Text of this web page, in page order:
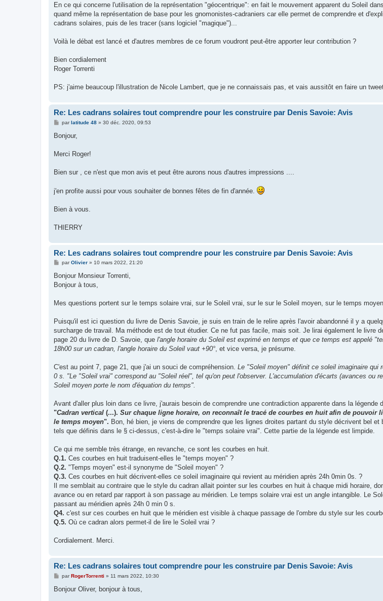
En ce qui concerne l'utilisation de la représentation "géocentrique": en fait le mouvement apparent du Soleil
quand même la représentation de base pour les gnomonistes-cadraniers car elle permet de comprendre et
cadrans solaires, puis de les tracer (sans logiciel "magique")...
Voilà le débat est lancé et d'autres membres de ce forum voudront peut-être apporter leur contribution ?
Bien cordialement
Roger Torrenti
PS: j'aime beaucoup l'illustration de Nicole Lambert, que je ne connaissais pas, et vais aussitôt en faire un
Re: Les cadrans solaires tout comprendre pour les construire par Denis Savoie: Avis
M
s
g
parlatitude 48» 30 déc. 2020, 09:53
Bonjour,
Merci Roger!
Bien sur , ce n'est que mon avis et peut être aurons nous d'autres impressions ....
j'en profite aussi pour vous souhaiter de bonnes fêtes de fin d'année.
Bien à vous.
THIERRY
Re: Les cadrans solaires tout comprendre pour les construire par Denis Savoie: Avis
M
s
a
parOlivier» 10 mars 2022, 21:20
Bonjour Monsieur Torrenti,
Bonjour à tous,
Mes questions portent sur le temps solaire vrai, sur le Soleil vrai, sur le sur le Soleil moyen, sur le temps
Puisqu'il est ici question du livre de Denis Savoie, je suis en train de le relire après l'avoir abandonné il y a
surcharge de travail. Ma méthode est de tout étudier. Ce ne fut pas facile, mais soit. Je lirai également le livre
page 20 du livre de D. Savoie, que l'angle horaire du Soleil est exprimé en temps et que ce temps est appelé
18h00 sur un cadran, l'angle horaire du Soleil vaut +90°, et vice versa, je présume.
C'est au point 7, page 21, que j'ai un souci de compréhension. Le "Soleil moyen" définit ce soleil imaginaire qui
0 s. "Le "Soleil vrai" correspond au "Soleil réel", tel qu'on peut l'observer. L'accumulation d'écarts (avances ou
Soleil moyen porte le nom d'équation du temps".
Avant d'aller plus loin dans ce livre, j'aurais besoin de comprendre une contradiction apparente dans la légende
"Cadran vertical (...). Sur chaque ligne horaire, on reconnaît le tracé de courbes en huit afin de pouvoir
le temps moyen". Bon, hé bien, je viens de comprendre que les lignes droites partant du style décrivent bel et
tels que définis dans le § ci-dessus, c'est-à-dire le "temps solaire vrai". Cette partie de la légende est limpide.
Ce qui me semble très étrange, en revanche, ce sont les courbes en huit.
Q.1. Ces courbes en huit traduisent-elles le "temps moyen" ?
Q.2. "Temps moyen" est-il synonyme de "Soleil moyen" ?
Q.3. Ces courbes en huit décrivent-elles ce soleil imaginaire qui revient au méridien après 24h 0min 0s. ?
Il me semblait au contraire que le style du cadran allait pointer sur les courbes en huit à chaque midi horaire,
avance ou en retard par rapport à son passage au méridien. Le temps solaire vrai est un angle intangible. Le
passant au méridien après 24h 0 min 0 s.
Q4. c'est sur ces courbes en huit que le méridien est visible à chaque passage de l'ombre du style sur les
Q.5. Où ce cadran alors permet-il de lire le Soleil vrai ?
Cordialement. Merci.
Re: Les cadrans solaires tout comprendre pour les construire par Denis Savoie: Avis
M
s
parRogerTorrenti » 11 mars 2022, 10:30
Bonjour Oliver, bonjour à tous,